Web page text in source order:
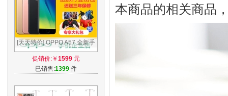
[天天特价] OPPO A57 全新手
机a59s a33 r9s r11 oppoa57
手机正品
促销价:￥ 1599 元
已销售:1399 件
本商品的相关商品